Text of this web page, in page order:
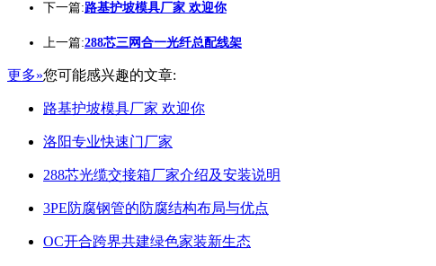
下一篇:路基护坡模具厂家 欢迎你
上一篇:288芯三网合一光纤总配线架
更多»您可能感兴趣的文章:
路基护坡模具厂家 欢迎你
洛阳专业快速门厂家
288芯光缆交接箱厂家介绍及安装说明
3PE防腐钢管的防腐结构布局与优点
OC开合跨界共建绿色家装新生态